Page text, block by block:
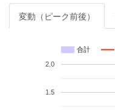
変動（ピーク前後）
合計
1.5
2.0